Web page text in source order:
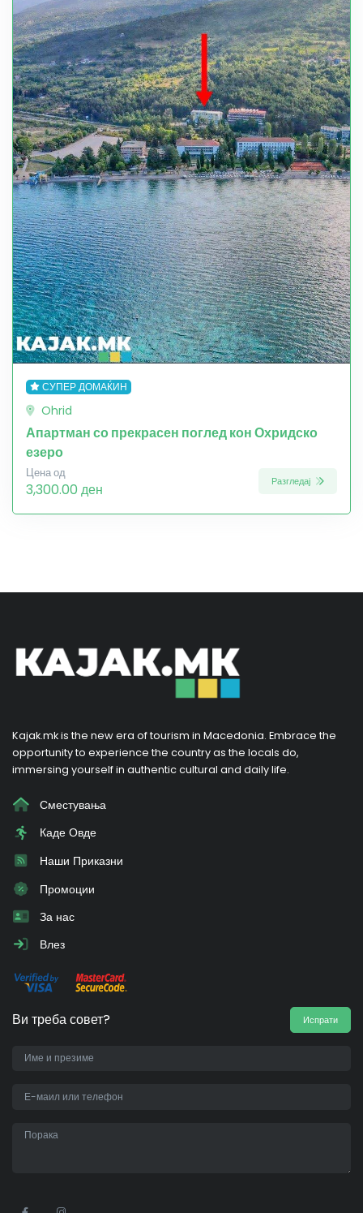
СУПЕР ДОМАЌИН
Ohrid
Апартман со прекрасен поглед кон Охридско
езеро
Цена од
3,300.00 ден Разгледај
Kajak.mk is the new era of tourism in Macedonia. Embrace the
opportunity to experience the country as the locals do,
immersing yourself in authentic cultural and daily life.
Сместувања
Каде Овде
Наши Приказни
Промоции
За нас
Влез
Ви треба совет? Испрати